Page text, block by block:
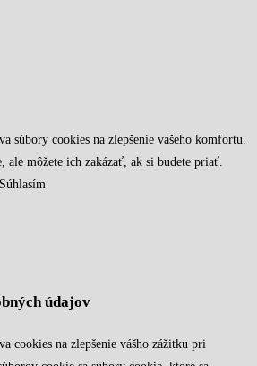
súbory cookies na zlepšenie vašeho komfortu.
ale môžete ich zakázať, ak si budete priať.
Súhlasím
údajov
cookies na zlepšenie vášho zážitku pri